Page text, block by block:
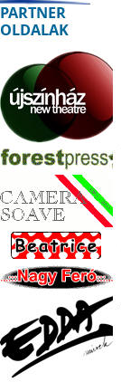
PARTNER
OLDALAK